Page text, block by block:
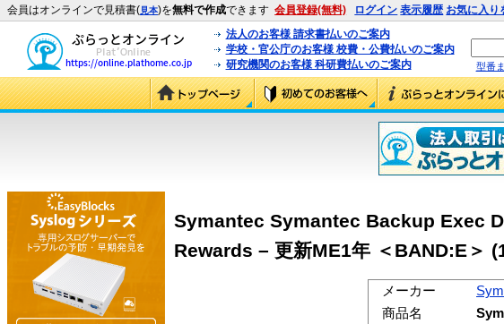
会員はオンラインで見積書(見本)を無料で作成できます 会員登録(無料) ログイン 表示履歴 お気に入り
法人のお客様 請求書払いのご案内
学校・官公庁のお客様 校費・公費払いのご案内
研究機関のお客様 科研費払いのご案内
型番
Symantec Symantec Backup Exec
Rewards – 更新ME1年 ＜BAND:E＞
メーカー
商品名